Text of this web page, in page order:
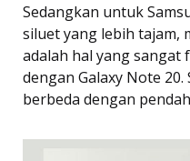
Sedangkan untuk
siluet yang lebih tajam,
adalah hal yang sangat
dengan Galaxy Note
berbeda dengan